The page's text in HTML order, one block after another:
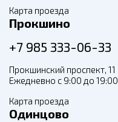
Карта проезда
Прокшино
+7 985 333-06-33
Прокшинский проспект, 11
Ежедневно с 9:00 до 19:00
Карта проезда
Одинцово